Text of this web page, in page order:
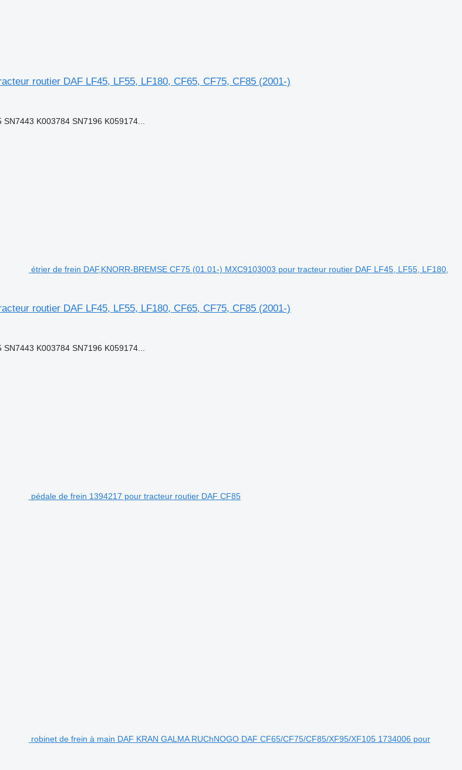
routier DAF LF45, LF55, LF180, CF65, CF75, CF85 (2001-)
K003784 SN7196 K059174...
étrier de frein DAF,KNORR-BREMSE CF75 (01.01-) MXC9103003 pour tracteur routier DAF LF45, LF55, LF180,
routier DAF LF45, LF55, LF180, CF65, CF75, CF85 (2001-)
K003784 SN7196 K059174...
pédale de frein 1394217 pour tracteur routier DAF CF85
robinet de frein à main DAF KRAN GALMA RUChNOGO DAF CF65/CF75/CF85/XF95/XF105 1734006 pour